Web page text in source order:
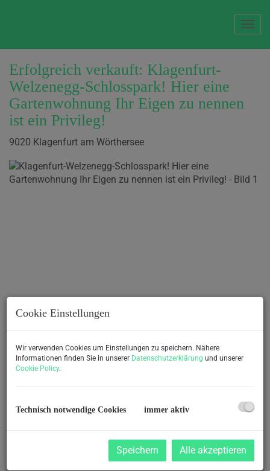
Erfolgreich verkauft: Klagenfurt-
Welzenegg-Schlosspark! Hier eine
Gartenwohnung Ihr Eigen zu nennen
ist ein Privileg!
9020 Klagenfurt am Wörthersee
Cookie Einstellungen
Wir verwenden Cookies um Einstellungen zu speichern. Nähere
Informationen finden Sie in unserer Datenschutzerklärung und unserer
Cookie Policy.
Technisch notwendige Cookies immer aktiv
Speichern Alle akzeptieren